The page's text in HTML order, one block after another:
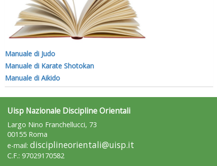
Manuale di Judo
Manuale di Karate Shotokan
Manuale di Aikido
Uisp Nazionale Discipline Orientali
Largo Nino Franchellucci, 73
00155 Roma
e-mail: disciplineorientali@uisp.it
C.F.: 97029170582